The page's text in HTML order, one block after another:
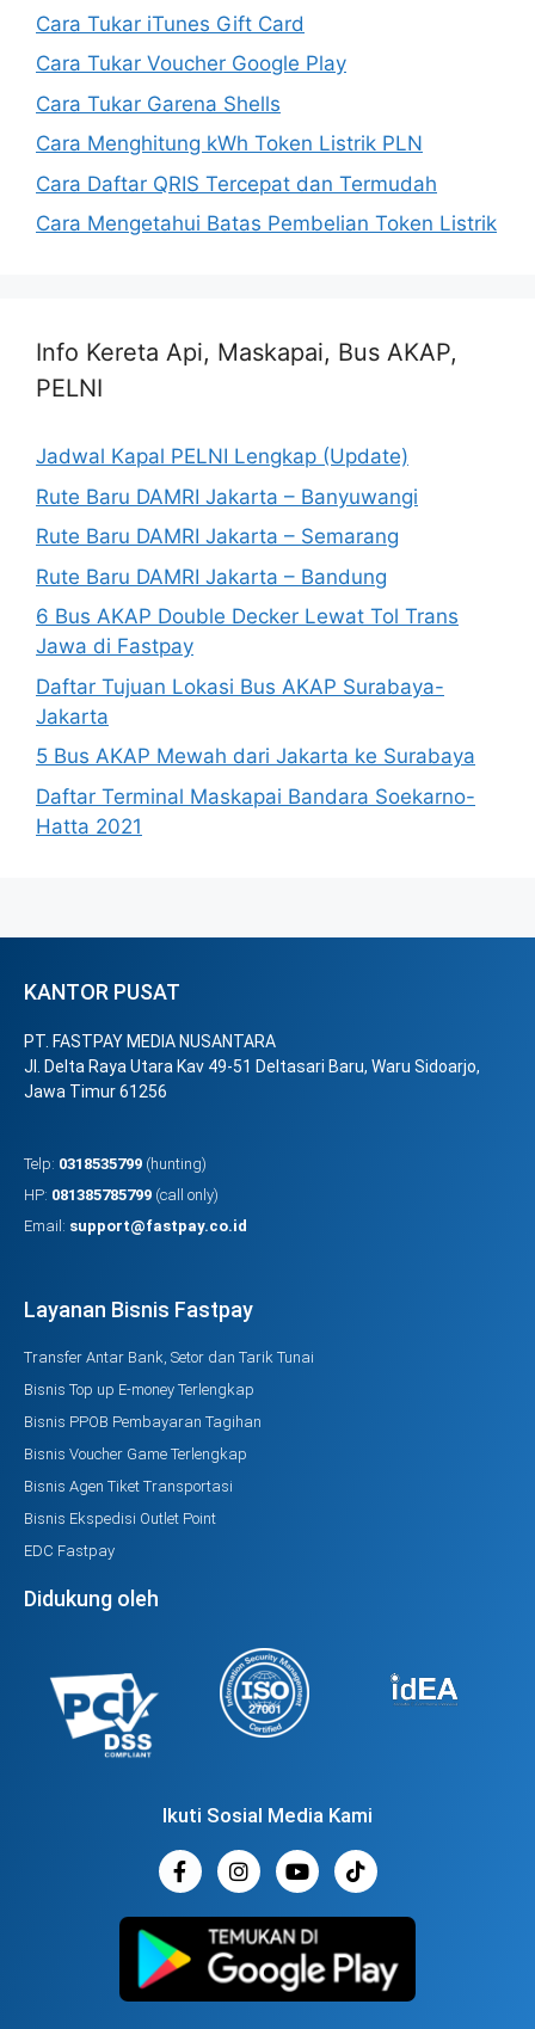
Cara Tukar iTunes Gift Card
Cara Tukar Voucher Google Play
Cara Tukar Garena Shells
Cara Menghitung kWh Token Listrik PLN
Cara Daftar QRIS Tercepat dan Termudah
Cara Mengetahui Batas Pembelian Token Listrik
Info Kereta Api, Maskapai, Bus AKAP,
PELNI
Jadwal Kapal PELNI Lengkap (Update)
Rute Baru DAMRI Jakarta – Banyuwangi
Rute Baru DAMRI Jakarta – Semarang
Rute Baru DAMRI Jakarta – Bandung
6 Bus AKAP Double Decker Lewat Tol Trans
Jawa di Fastpay
Daftar Tujuan Lokasi Bus AKAP Surabaya-
Jakarta
5 Bus AKAP Mewah dari Jakarta ke Surabaya
Daftar Terminal Maskapai Bandara Soekarno-
Hatta 2021
KANTOR PUSAT
PT. FASTPAY MEDIA NUSANTARA
Jl. Delta Raya Utara Kav 49-51 Deltasari Baru, Waru Sidoarjo,
Jawa Timur 61256
Telp: 0318535799 (hunting)
HP: 081385785799 (call only)
Email: support@fastpay.co.id
Layanan Bisnis Fastpay
Transfer Antar Bank, Setor dan Tarik Tunai
Bisnis Top up E-money Terlengkap
Bisnis PPOB Pembayaran Tagihan
Bisnis Voucher Game Terlengkap
Bisnis Agen Tiket Transportasi
Bisnis Ekspedisi Outlet Point
EDC Fastpay
Didukung oleh
Ikuti Sosial Media Kami